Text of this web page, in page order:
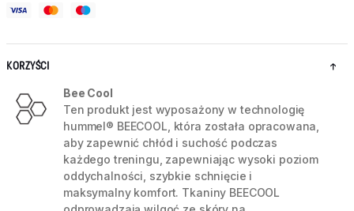
KORZYŚCI
Bee Cool
Ten produkt jest wyposażony w technologię
hummel® BEECOOL, która została opracowana,
aby zapewnić chłód i suchość podczas
każdego treningu, zapewniając wysoki poziom
oddychalności, szybkie schnięcie i
maksymalny komfort. Tkaniny BEECOOL